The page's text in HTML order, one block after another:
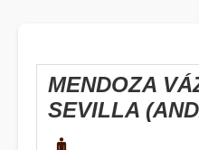
MENDOZA
SEVILLA